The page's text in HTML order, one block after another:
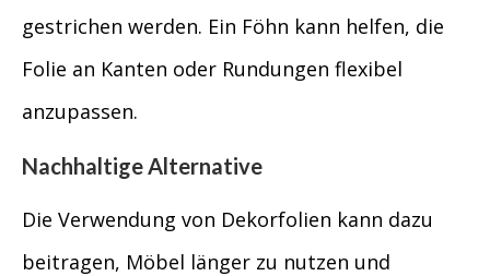
gestrichen werden. Ein Föhn kann helfen, die
Folie an Kanten oder Rundungen flexibel
anzupassen.
Nachhaltige Alternative
Die Verwendung von Dekorfolien kann dazu
beitragen, Möbel länger zu nutzen und